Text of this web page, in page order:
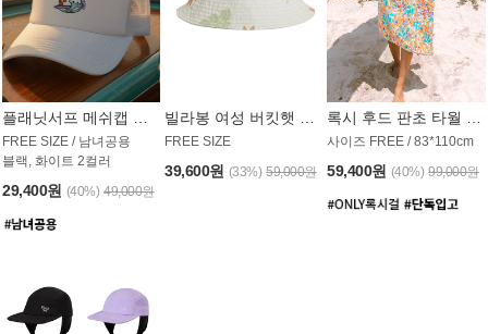
FREE SIZE / 남녀공용
블랙, 화이트 2컬러
29,400원 (40%) 49,000원
FREE SIZE
39,600원 (33%) 59,000원
사이즈 FREE / 83*110cm
59,400원 (40%) 99,000원